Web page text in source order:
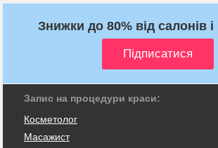
Знижки до 80% від салонів і
Запис на процедури краси:
Косметолог
Масажист